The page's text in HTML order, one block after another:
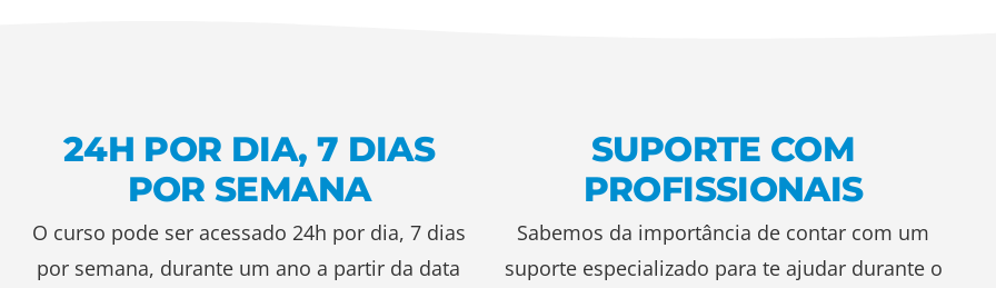
24H POR DIA, 7 DIAS
POR SEMANA
O curso pode ser acessado 24h por dia, 7 dias
por semana, durante um ano a partir da data
SUPORTE COM
PROFISSIONAIS
Sabemos da importância de contar com um
suporte especializado para te ajudar durante o